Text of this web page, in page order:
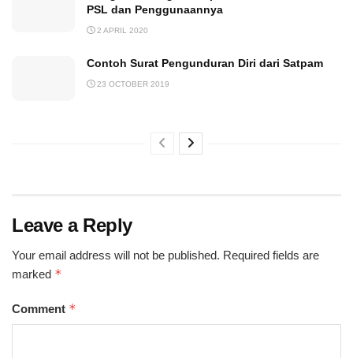
PSL dan Penggunaannya
2 APRIL 2020
Contoh Surat Pengunduran Diri dari Satpam
23 OCTOBER 2019
Leave a Reply
Your email address will not be published. Required fields are
marked *
Comment *